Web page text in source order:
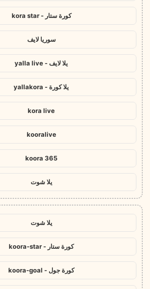
كورة ستار - kora star
سوريا لايف
يلا لايف - yalla live
يلا كورة - yallakora
kora live
kooralive
koora 365
يلا شوت
يلا شوت
كورة ستار - koora-star
كورة جول - koora-goal